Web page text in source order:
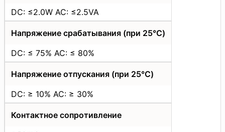
DC: ≤2.0W AC: ≤2.5VA
Напряжение срабатывания (при 25°C)
DC: ≤ 75% AC: ≤ 80%
Напряжение отпускания (при 25°C)
DC: ≥ 10% AC: ≥ 30%
Контактное сопротивление